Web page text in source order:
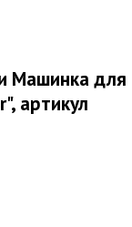
Машинка для
артикул